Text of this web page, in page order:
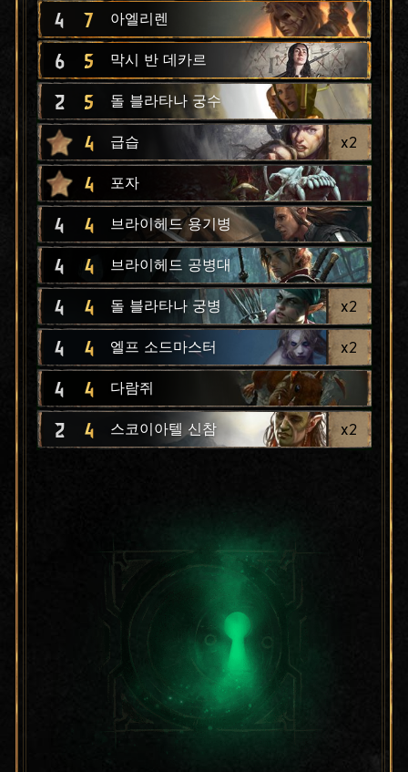
4 7 아엘리렌
6 5 막시 반 데카르
2 5 돌 블라타나 궁수
4 급습 x2
4 포자
4 4 브라이헤드 용기병
4 4 브라이헤드 공병대
4 4 돌 블라타나 궁병 x2
4 4 엘프 소드마스터 x2
4 4 다람쥐
2 4 스코이아텔 신참 x2